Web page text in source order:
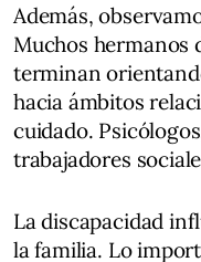
Además,
Muchos hermanos
terminan
hacia ámbitos
cuidado.
trabajadores
La discapacidad
la familia. Lo